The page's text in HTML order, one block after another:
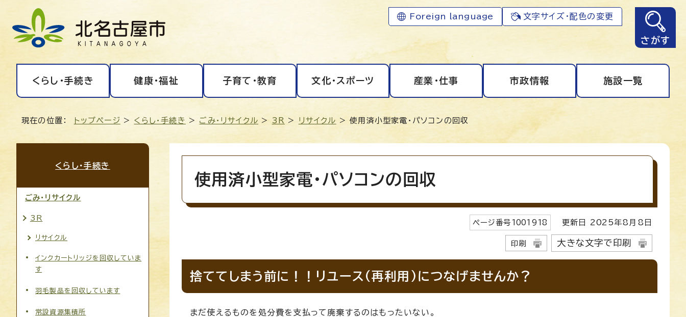
Foreign language 文字サイズ・配色の変更
さがす
くらし・手続き 健康・福祉 子育て・教育 文化・スポーツ 産業・仕事 市政情報 施設一覧
現在の位置： トップページ > くらし・手続き > ごみ・リサイクル > 3R > リサイクル > 使用済小型家電・パソコンの回収
使用済小型家電・パソコンの回収
ページ番号 1001918 更新日 2025年8月8日
印刷 大きな文字で印刷
捨ててしまう前に！！リユース(再利用)につなげませんか？
まだ使えるものを処分費を支払って廃棄するのはもったいない。
くらし・手続き
ごみ・リサイクル
3R
リサイクル
インクカートリッジを回収していま
す
羽毛製品を回収しています
常設資源集積所